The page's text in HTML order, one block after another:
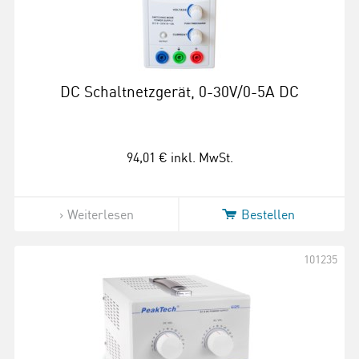
DC Schaltnetzgerät, 0-30V/0-5A DC
94,01 € inkl. MwSt.
Weiterlesen Bestellen
101235